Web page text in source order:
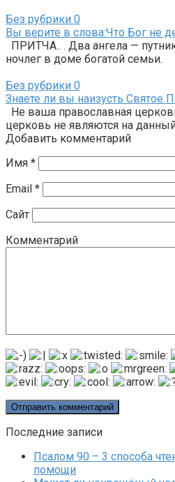
Без рубрики 0
Вы верите в слова:Что Бог не
ПРИТЧА.. . Два ангела —
ночлег в доме богатой семьи.
Без рубрики 0
Знаете ли вы наизусть Святое
Не ваша православная
церковь не являются на
Добавить комментарий
Имя *
Email *
Сайт
Комментарий
Последние записи
Псалом 90 – 3 способа
помощи